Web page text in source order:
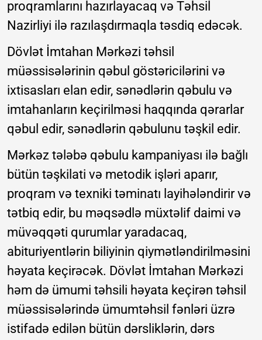
proqramlarını hazırlayacaq və Təhsil
Nazirliyi ilə razılaşdırmaqla təsdiq edəcək.
Dövlət İmtahan Mərkəzi təhsil
müəssisələrinin qəbul göstəricilərini və
ixtisasları elan edir, sənədlərin qəbulu və
imtahanların keçirilməsi haqqında qərarlar
qəbul edir, sənədlərin qəbulunu təşkil edir.
Mərkəz tələbə qəbulu kampaniyası ilə bağlı
bütün təşkilati və metodik işləri aparır,
proqram və texniki təminatı layihələndirir və
tətbiq edir, bu məqsədlə müxtəlif daimi və
müvəqqəti qurumlar yaradacaq,
abituriyentlərin biliyinin qiymətləndirilməsini
həyata keçirəcək. Dövlət İmtahan Mərkəzi
həm də ümumi təhsili həyata keçirən təhsil
müəssisələrində ümumtəhsil fənləri üzrə
istifadə edilən bütün dərsliklərin, dərs